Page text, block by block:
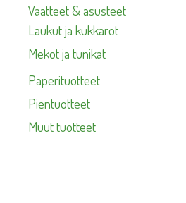
Vaatteet & asusteet
Laukut ja kukkarot
Mekot ja tunikat
Paperituotteet
Pientuotteet
Muut tuotteet